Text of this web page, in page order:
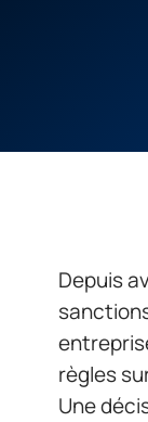
Depuis
règles
Une